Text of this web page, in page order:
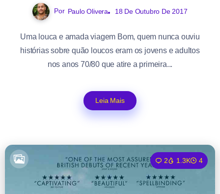
Por Paulo Olivera 18 De Outubro De 2017
Uma louca e amada viagem Bom, quem nunca ouviu
histórias sobre quão loucos eram os jovens e adultos
nos anos 70/80 que atire a primeira...
Leia Mais
2 1.3K 4